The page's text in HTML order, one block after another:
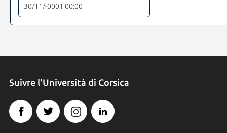
30/11/-0001 00:00
Suivre l'Università di Corsica